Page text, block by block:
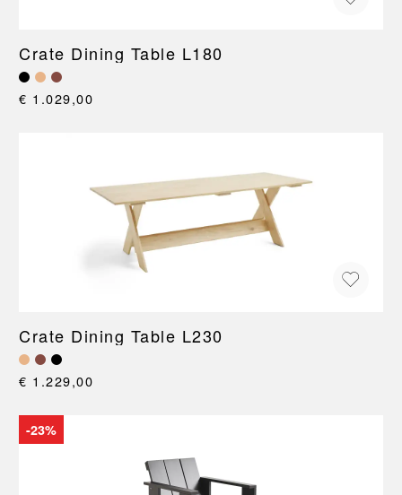
Crate Dining Table L180
€ 1.029,00
Crate Dining Table L230
€ 1.229,00
-23%